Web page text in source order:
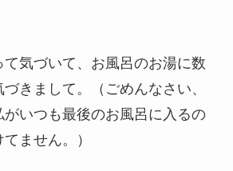
気づいて、お風呂のお湯に数
きまして。（ごめんなさい、
いつも最後のお風呂に入るの
ません。）